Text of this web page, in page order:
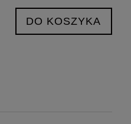
DO KOSZYKA